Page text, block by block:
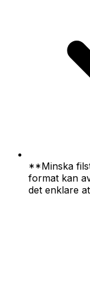
**Minska
format kan
det enklare